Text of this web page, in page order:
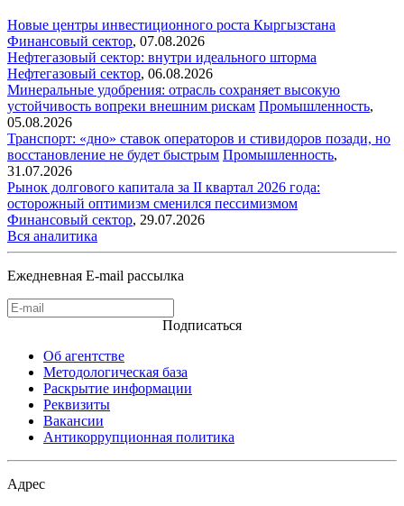
Новые центры инвестиционного роста Кыргызстана
Финансовый сектор, 07.08.2026
Нефтегазовый сектор: внутри идеального шторма
Нефтегазовый сектор, 06.08.2026
Минеральные удобрения: отрасль сохраняет высокую
устойчивость вопреки внешним рискам Промышленность,
05.08.2026
Транспорт: «дно» ставок операторов и стивидоров позади, но
восстановление не будет быстрым Промышленность,
31.07.2026
Рынок долгового капитала за II квартал 2026 года:
осторожный оптимизм сменился пессимизмом
Финансовый сектор, 29.07.2026
Вся аналитика
Ежедневная E-mail рассылка
Подписаться
Об агентстве
Методологическая база
Раскрытие информации
Реквизиты
Вакансии
Антикоррупционная политика
Адрес